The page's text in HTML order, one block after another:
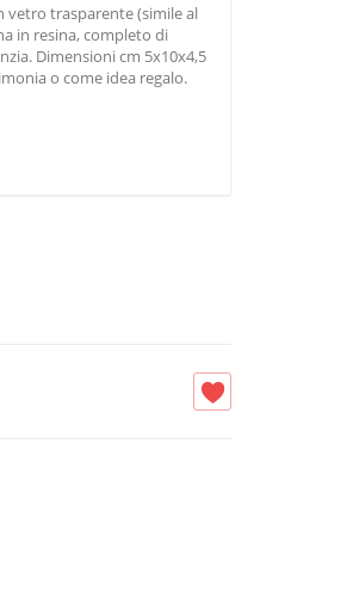
vetro trasparente (simile al
in resina, completo di
Dimensioni cm 5x10x4,5
o come idea regalo.